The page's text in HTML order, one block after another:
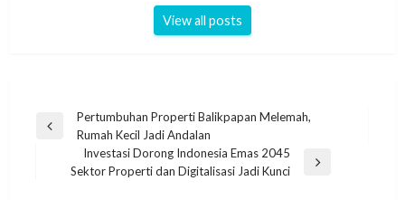
View all posts
Navigasi
Previous
Pertumbuhan Properti Balikpapan Melemah,
Rumah Kecil Jadi Andalan
Next
Investasi Dorong Indonesia Emas 2045
Sektor Properti dan Digitalisasi Jadi Kunci